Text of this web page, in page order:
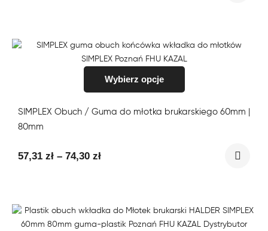
Wybierz opcje
SIMPLEX Obuch / Guma do młotka brukarskiego 60mm |
80mm
57,31 zł – 74,30 zł